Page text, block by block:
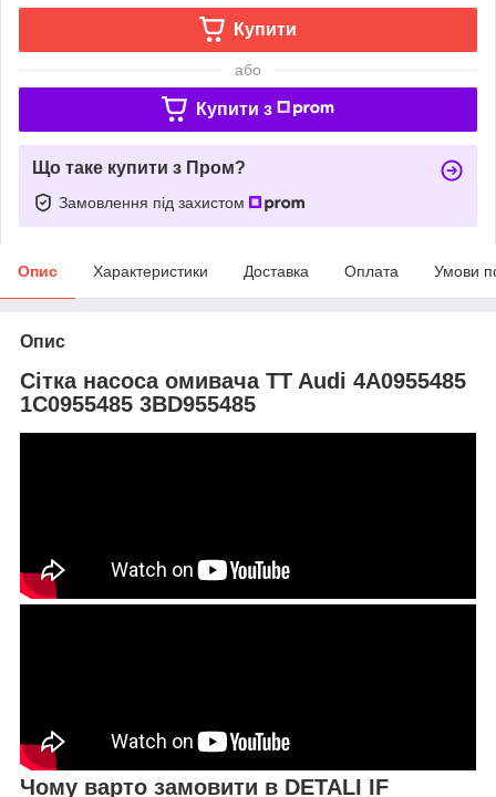
Купити
або
Купити з
Що таке купити з Пром?
Замовлення під захистом
Опис Характеристики Доставка Оплата Умови
Опис
Сітка насоса омивача TT Audi 4A0955485
1C0955485 3BD955485
Чому варто замовити в DETALI IF